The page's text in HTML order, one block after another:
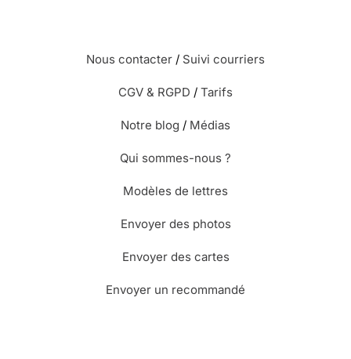
Nous contacter / Suivi courriers
CGV & RGPD / Tarifs
Notre blog / Médias
Qui sommes-nous ?
Modèles de lettres
Envoyer des photos
Envoyer des cartes
Envoyer un recommandé